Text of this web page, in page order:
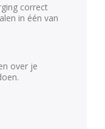
correct
in één van
over je